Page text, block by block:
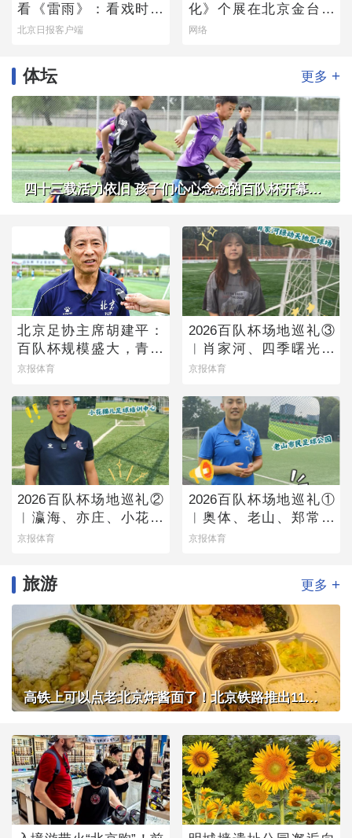
看《雷雨》：看戏时吓
哭，被父亲“抄”出剧场
北京日报客户端
化》个展在北京金台艺
术馆启幕：以先锋艺术
网络
体坛 更多 +
四十三载活力依旧 孩子们心心念念的百队杯开幕了！
北京足协主席胡建平：
百队杯规模盛大，青少
年足球火热有活力
京报体育
2026百队杯场地巡礼③
︱肖家河、四季曙光赛
区
京报体育
2026百队杯场地巡礼②
︱瀛海、亦庄、小花猫
赛区将承办多组别百队
京报体育
2026百队杯场地巡礼①
︱奥体、老山、郑常庄
赛区静候百队杯开幕
京报体育
旅游 更多 +
高铁上可以点老北京炸酱面了！北京铁路推出11款新品高铁餐